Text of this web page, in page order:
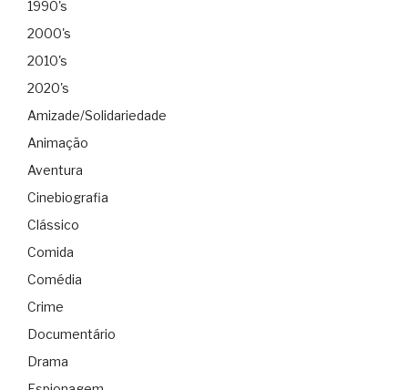
1990's
2000's
2010's
2020's
Amizade/Solidariedade
Animação
Aventura
Cinebiografia
Clássico
Comida
Comédia
Crime
Documentário
Drama